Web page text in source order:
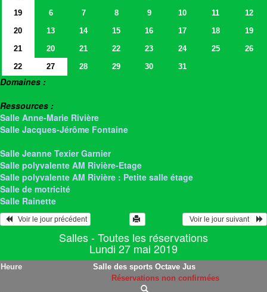
19
6 7 8 9 10 11
12
20
13 14 15 16 17 18
19
21
20 21 22 23 24 25
26
22
27 28 29 30 31
Domaines :
Ressources :
Salle Anne-Marie Rivière
Salle Jacques-Jérôme Fontaine
Salle Jeanne Texier Garnier
Salle polyvalente AM Rivière-Etage
Salle polyvalente AM Rivière : Petite salle étage
Salle de motricité
Salle Rainette
   Voir le jour précédent
  Voir le jour suivant
Salles - Toutes les réservations
Lundi 27 mai 2019
Heure
Salle des sports Octave Jus
Réservations non confirmées